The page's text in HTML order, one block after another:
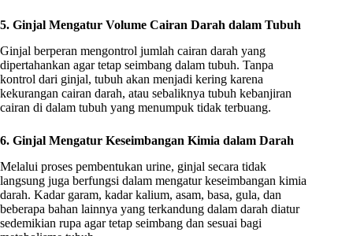
5. Ginjal Mengatur Volume Cairan Darah dalam Tubuh
Ginjal berperan mengontrol jumlah cairan darah yang
dipertahankan agar tetap seimbang dalam tubuh. Tanpa
kontrol dari ginjal, tubuh akan menjadi kering karena
kekurangan cairan darah, atau sebaliknya tubuh kebanjiran
cairan di dalam tubuh yang menumpuk tidak terbuang.
6. Ginjal Mengatur Keseimbangan Kimia dalam Darah
Melalui proses pembentukan urine, ginjal secara tidak
langsung juga berfungsi dalam mengatur keseimbangan kimia
darah. Kadar garam, kadar kalium, asam, basa, gula, dan
beberapa bahan lainnya yang terkandung dalam darah diatur
sedemikian rupa agar tetap seimbang dan sesuai bagi